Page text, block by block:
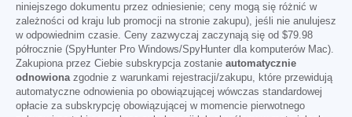
niniejszego dokumentu przez odniesienie; ceny mogą się różnić w
zależności od kraju lub promocji na stronie zakupu), jeśli nie anulujesz
w odpowiednim czasie. Ceny zazwyczaj zaczynają się od $79.98
półrocznie (SpyHunter Pro Windows/SpyHunter dla komputerów Mac).
Zakupiona przez Ciebie subskrypcja zostanie automatycznie
odnowiona zgodnie z warunkami rejestracji/zakupu, które przewidują
automatyczne odnowienia po obowiązującej wówczas standardowej
opłacie za subskrypcję obowiązującej w momencie pierwotnego